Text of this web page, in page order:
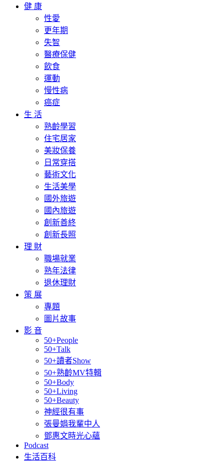
健 康
性愛
更年期
失智
醫療保健
飲食
運動
慢性病
癌症
生 活
熟齡學習
住宅居家
美妝保養
日常穿搭
藝術文化
生活美學
國外旅遊
國內旅遊
創新善終
創新長照
理 財
職場就業
熟年法律
退休理財
策 展
專題
圖片故事
影 音
50+People
50+Talk
50+讀者Show
50+熟齡MV特輯
50+Body
50+Living
50+Beauty
神經很有事
張曼娟我輩中人
鄧惠文時光心蘊
Podcast
生活百科